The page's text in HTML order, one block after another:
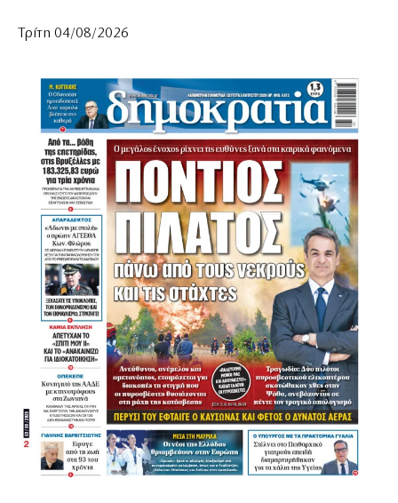
Τρίτη 04/08/2026